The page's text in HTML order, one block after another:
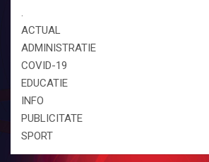
.
ACTUAL
ADMINISTRATIE
COVID-19
EDUCATIE
INFO
PUBLICITATE
SPORT